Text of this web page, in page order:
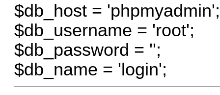
$db_host = 'phpmyadmin';
$db_username = 'root';
$db_password = '';
$db_name = 'login';